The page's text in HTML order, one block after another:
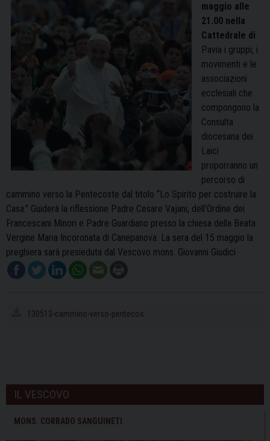
maggio alle
21.00 nella
Cattedrale di
Pavia i gruppi, i
movimenti e le
associazioni
ecclesiali che
compongono la
Consulta
diocesana dei
Laici
proporranno un
percorso di
cammino verso la Pentecoste dal titolo “Lo Spirito per costruire la
Casa.” Guiderà la riflessione Padre Cesare Vajani, dell’Ordine dei
Francescani Minori e Padre Guardiano presso la chiesa della Beata
Vergine Maria Incoronata di Canepanova. La sera del 15 maggio la
preghiera sarà presieduta dal Vescovo mons. Giovanni Giudici
130513-cammino-verso-pentecos..
IL VESCOVO
MONS. CORRADO SANGUINETI